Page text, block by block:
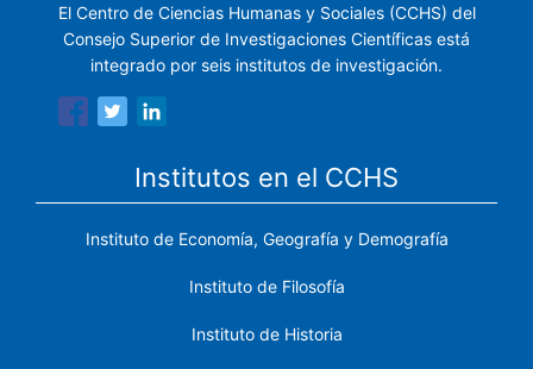
El Centro de Ciencias Humanas y Sociales (CCHS) del
Consejo Superior de Investigaciones Científicas está
integrado por seis institutos de investigación.
Institutos en el CCHS
Instituto de Economía, Geografía y Demografía
Instituto de Filosofía
Instituto de Historia